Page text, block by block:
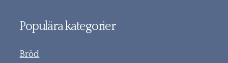
Populära kategorier
Bröd